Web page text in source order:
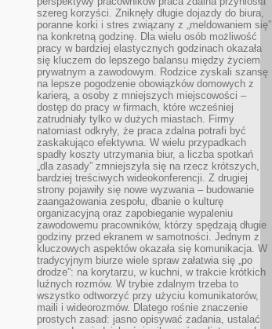
szereg korzyści. Zniknęły długie dojazdy do biura,
poranne korki i stres związany z „meldowaniem się”
na konkretną godzinę. Dla wielu osób możliwość
pracy w bardziej elastycznych godzinach okazała
się kluczem do lepszego balansu między życiem
prywatnym a zawodowym. Rodzice zyskali szansę
na lepsze pogodzenie obowiązków domowych z
karierą, a osoby z mniejszych miejscowości –
dostęp do pracy w firmach, które wcześniej
zatrudniały tylko w dużych miastach. Firmy
natomiast odkryły, że praca zdalna potrafi być
zaskakująco efektywna. W wielu przypadkach
spadły koszty utrzymania biur, a liczba spotkań
„dla zasady” zmniejszyła się na rzecz krótszych,
bardziej treściwych wideokonferencji. Z drugiej
strony pojawiły się nowe wyzwania – budowanie
zaangażowania zespołu, dbanie o kulturę
organizacyjną oraz zapobieganie wypaleniu
zawodowemu pracowników, którzy spędzają długie
godziny przed ekranem w samotności. Jednym z
kluczowych aspektów okazała się komunikacja. W
tradycyjnym biurze wiele spraw załatwia się „po
drodze”: na korytarzu, w kuchni, w trakcie krótkich
luźnych rozmów. W trybie zdalnym trzeba to
wszystko odtworzyć przy użyciu komunikatorów,
maili i wideorozmów. Dlatego rośnie znaczenie
prostych zasad: jasno opisywać zadania, ustalać